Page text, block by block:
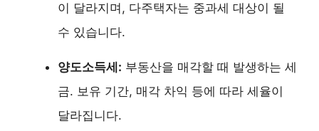
이 달라지며, 다주택자는 중과세 대상이 될
수 있습니다.
양도소득세: 부동산을 매각할 때 발생하는 세
금. 보유 기간, 매각 차익 등에 따라 세율이
달라집니다.